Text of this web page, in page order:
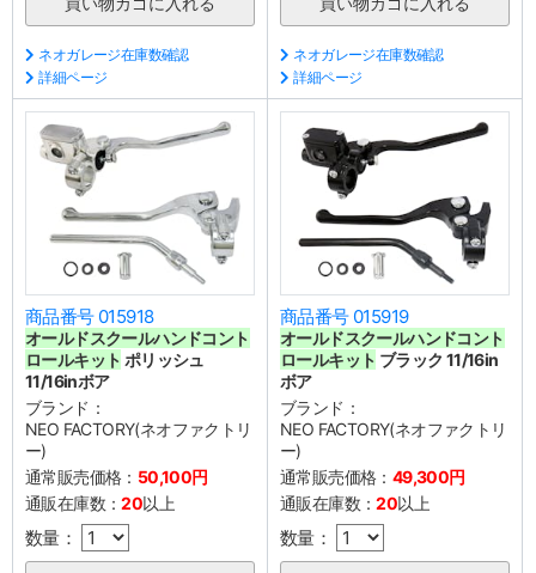
ネオガレージ在庫数確認
詳細ページ
ネオガレージ在庫数確認
詳細ページ
商品番号 015918
オールドスクールハンドコント
ロールキット ポリッシュ
11/16inボア
ブランド：
NEO FACTORY(ネオファクトリ
ー)
通常販売価格： 50,100円
通販在庫数：20以上
数量：
商品番号 015919
オールドスクールハンドコント
ロールキット ブラック 11/16in
ボア
ブランド：
NEO FACTORY(ネオファクトリ
ー)
通常販売価格： 49,300円
通販在庫数：20以上
数量：